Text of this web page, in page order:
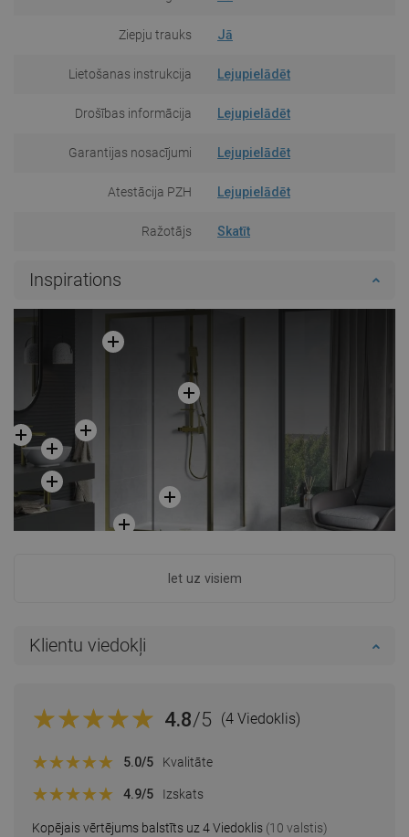
Ziepju trauks Jā
Lietošanas instrukcija Lejupielādēt
Drošības informācija Lejupielādēt
Garantijas nosacījumi Lejupielādēt
Atestācija PZH Lejupielādēt
Ražotājs Skatīt
Inspirations
Iet uz visiem
Klientu viedokļi
4.8/5 (4 Viedoklis)
Kopējais vērtējums balstīts uz 4 Viedoklis (10 valstis)
5.0/5 Kvalitāte
4.9/5 Izskats